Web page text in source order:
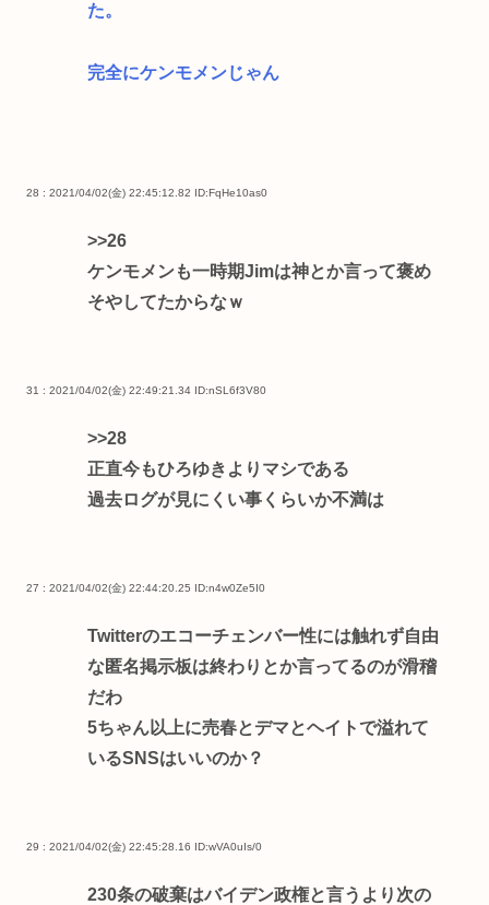
た。
完全にケンモメンじゃん
28 : 2021/04/02(金) 22:45:12.82 ID:FqHe10as0
>>26
ケンモメンも一時期Jimは神とか言って褒め
そやしてたからなｗ
31 : 2021/04/02(金) 22:49:21.34 ID:nSL6f3V80
>>28
正直今もひろゆきよりマシである
過去ログが見にくい事くらいか不満は
27 : 2021/04/02(金) 22:44:20.25 ID:n4w0Ze5I0
Twitterのエコーチェンバー性には触れず自由
な匿名掲示板は終わりとか言ってるのが滑稽
だわ
5ちゃん以上に売春とデマとヘイトで溢れて
いるSNSはいいのか？
29 : 2021/04/02(金) 22:45:28.16 ID:wVA0uIs/0
230条の破棄はバイデン政権と言うより次の